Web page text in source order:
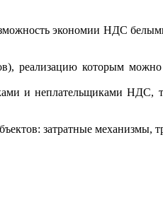
экономии НДС
реализацию которым
и неплательщиками НДС,
затратные механизмы,